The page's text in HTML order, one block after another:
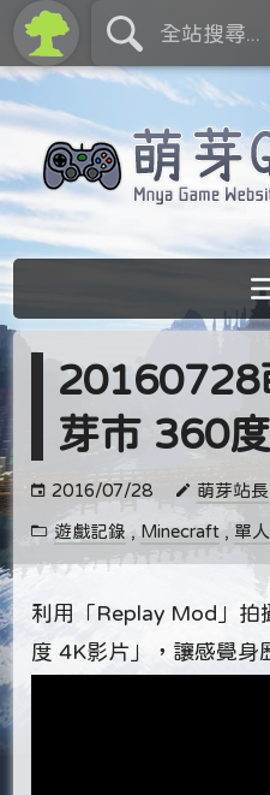
20160728
芽市 360
2016/07/28 萌芽站長
遊戲記錄 , Minecraft , 單
利用「Replay Mod」拍
度 4K影片」，讓感覺身